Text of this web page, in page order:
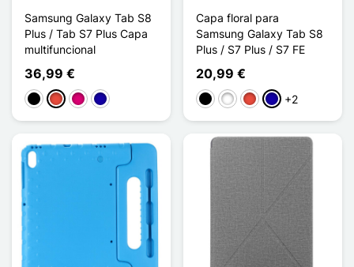
Samsung Galaxy Tab S8
Plus / Tab S7 Plus Capa
multifuncional
36,99 €
PretoVermelho
MagentaAzul Escuro
Capa floral para
Samsung Galaxy Tab S8
Plus / S7 Plus / S7 FE
20,99 €
PretoBrancoVermelho
Azul Escuro
+2